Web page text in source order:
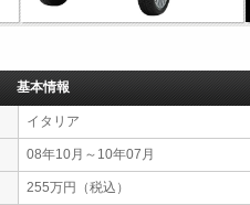
基本情報
イタリア
08年10月～10年07月
255万円（税込）